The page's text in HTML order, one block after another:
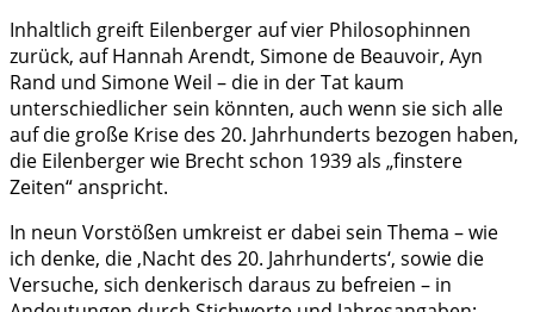
Inhaltlich greift Eilenberger auf vier Philosophinnen
zurück, auf Hannah Arendt, Simone de Beauvoir, Ayn
Rand und Simone Weil – die in der Tat kaum
unterschiedlicher sein könnten, auch wenn sie sich alle
auf die große Krise des 20. Jahrhunderts bezogen haben,
die Eilenberger wie Brecht schon 1939 als „finstere
Zeiten“ anspricht.
In neun Vorstößen umkreist er dabei sein Thema – wie
ich denke, die ‚Nacht des 20. Jahrhunderts‘, sowie die
Versuche, sich denkerisch daraus zu befreien – in